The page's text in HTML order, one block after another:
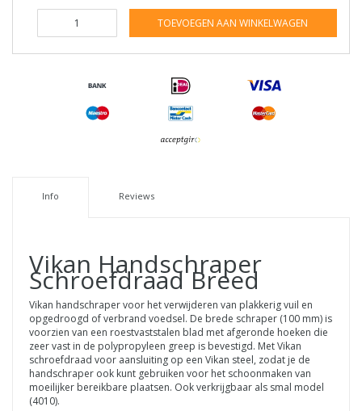
TOEVOEGEN AAN WINKELWAGEN
Info Reviews
Vikan Handschraper
Schroefdraad Breed
Vikan handschraper voor het verwijderen van plakkerig vuil en
opgedroogd of verbrand voedsel. De brede schraper (100 mm) is
voorzien van een roestvaststalen blad met afgeronde hoeken die
zeer vast in de polypropyleen greep is bevestigd. Met Vikan
schroefdraad voor aansluiting op een Vikan steel, zodat je de
handschraper ook kunt gebruiken voor het schoonmaken van
moeilijker bereikbare plaatsen. Ook verkrijgbaar als smal model
(4010).